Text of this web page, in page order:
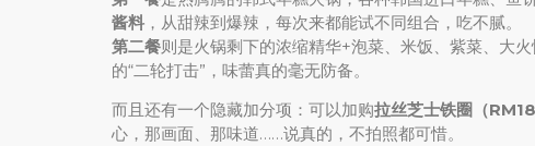
酱料 ，从甜辣到爆辣，每次来都能试不同组合，吃不腻。
第二餐则是火锅剩下的浓缩精华+泡菜、米饭、紫菜、大
的“二轮打击”，味蕾真的毫无防备。
而且还有一个隐藏加分项：可以加购拉丝芝士铁圈（
心，那画面、那味道……说真的，不拍照都可惜。